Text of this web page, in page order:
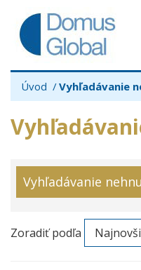
Úvod Vyhľadávanie
Vyhľadávanie
Zoradiť podľa